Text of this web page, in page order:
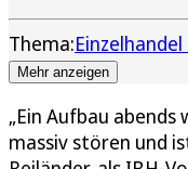
Thema:
Mehr anzeigen
„Ein Aufbau
massiv stören und